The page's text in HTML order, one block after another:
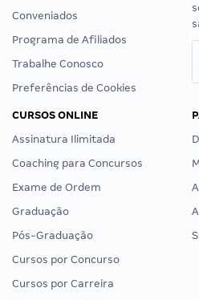
Conveniados
Programa de Afiliados
Trabalhe Conosco
Preferências de Cookies
CURSOS ONLINE
Assinatura Ilimitada
Coaching para Concursos
Exame de Ordem
Graduação
Pós-Graduação
Cursos por Concurso
Cursos por Carreira